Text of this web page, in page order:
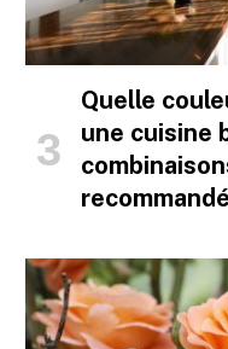
Quelle
une cuisine